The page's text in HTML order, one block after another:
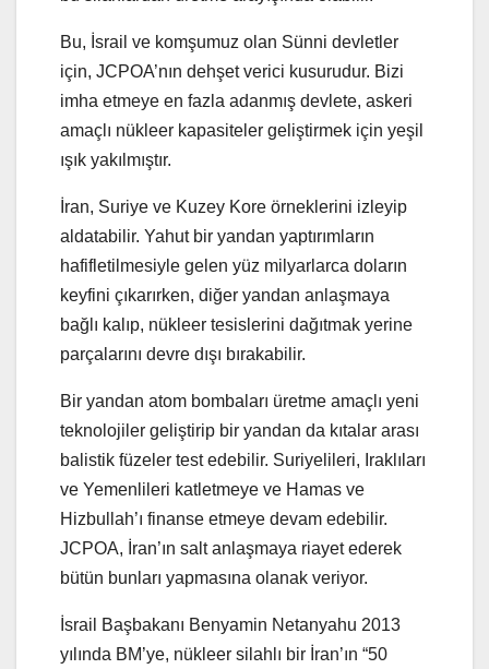
Bu, İsrail ve komşumuz olan Sünni devletler
için, JCPOA’nın dehşet verici kusurudur. Bizi
imha etmeye en fazla adanmış devlete, askeri
amaçlı nükleer kapasiteler geliştirmek için yeşil
ışık yakılmıştır.
İran, Suriye ve Kuzey Kore örneklerini izleyip
aldatabilir. Yahut bir yandan yaptırımların
hafifletilmesiyle gelen yüz milyarlarca doların
keyfini çıkarırken, diğer yandan anlaşmaya
bağlı kalıp, nükleer tesislerini dağıtmak yerine
parçalarını devre dışı bırakabilir.
Bir yandan atom bombaları üretme amaçlı yeni
teknolojiler geliştirip bir yandan da kıtalar arası
balistik füzeler test edebilir. Suriyelileri, Iraklıları
ve Yemenlileri katletmeye ve Hamas ve
Hizbullah’ı finanse etmeye devam edebilir.
JCPOA, İran’ın salt anlaşmaya riayet ederek
bütün bunları yapmasına olanak veriyor.
İsrail Başbakanı Benyamin Netanyahu 2013
yılında BM’ye, nükleer silahlı bir İran’ın “50